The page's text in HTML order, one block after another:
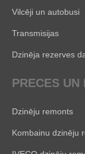
Vilcēji un autobusi
Transmisijas
Dzinēja rezerves
PRECES UN
Dzinēju remonts
Kombainu dzinēju